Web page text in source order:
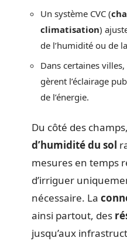
Un système CVC (
climatisation)
de l’humidité ou de
Dans certaines
gèrent l’éclairage
de l’énergie.
Du côté des
d’humidité du sol
mesures en temps
d’irriguer
nécessaire. La
ainsi partout, des
jusqu’aux